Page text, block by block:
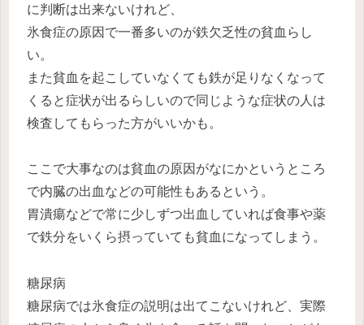
に判断は出来ないけれど、
氷食症の原因で一番多いのが鉄欠乏性の貧血らし
い。
また貧血を起こしていなくても鉄が足りなくなって
くると症状が出るらしいので同じような症状の人は
検査してもらった方がいいかも。
ここで大事なのは貧血の原因がなにかというところ
で内臓の出血 などの可能性もあるという。
胃潰瘍などで常に少しずつ出血していれば食事や薬
で鉄分をいくら摂っていても貧血になってしまう。
糖尿病
糖尿病では氷食症の説明は出てこないけれど、実際